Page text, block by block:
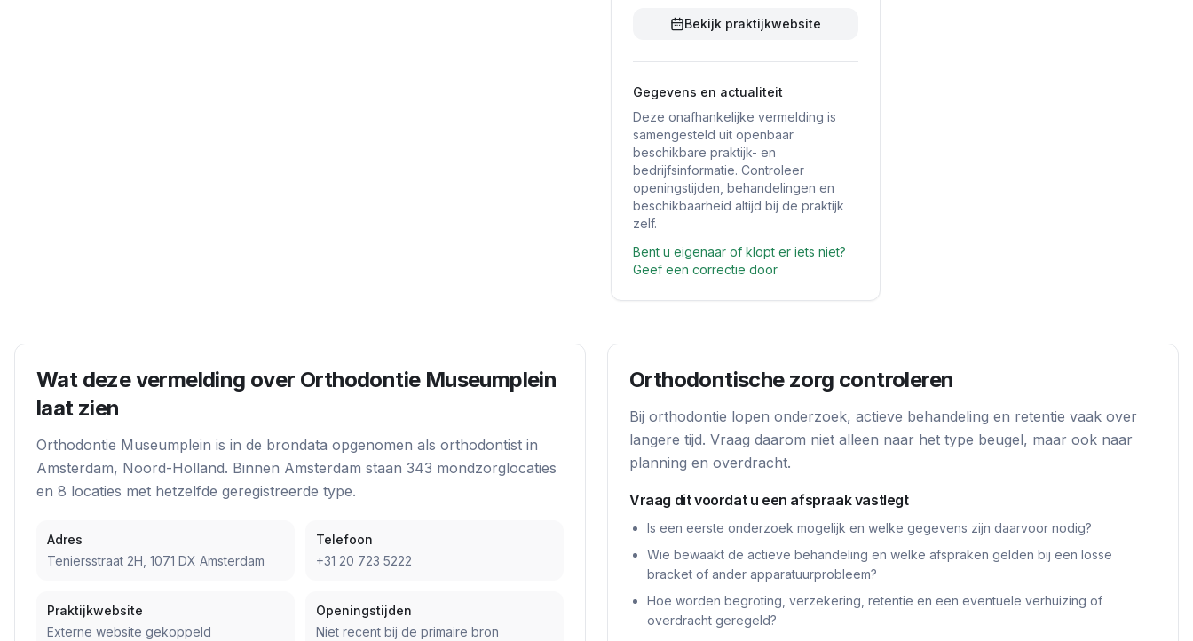
Bekijk praktijkwebsite
Gegevens en actualiteit
Deze onafhankelijke vermelding is
samengesteld uit openbaar
beschikbare praktijk- en
bedrijfsinformatie. Controleer
openingstijden, behandelingen en
beschikbaarheid altijd bij de praktijk
zelf.
Bent u eigenaar of klopt er iets niet?
Geef een correctie door
Wat deze vermelding over Orthodontie Museumplein
laat zien
Orthodontie Museumplein is in de brondata opgenomen als orthodontist in
Amsterdam, Noord-Holland. Binnen Amsterdam staan 343 mondzorglocaties
en 8 locaties met hetzelfde geregistreerde type.
Adres
Teniersstraat 2H, 1071 DX Amsterdam
Telefoon
+31 20 723 5222
Praktijkwebsite
Externe website gekoppeld
Openingstijden
Niet recent bij de primaire bron
Orthodontische zorg controleren
Bij orthodontie lopen onderzoek, actieve behandeling en retentie vaak over
langere tijd. Vraag daarom niet alleen naar het type beugel, maar ook naar
planning en overdracht.
Vraag dit voordat u een afspraak vastlegt
Is een eerste onderzoek mogelijk en welke gegevens zijn daarvoor nodig?
Wie bewaakt de actieve behandeling en welke afspraken gelden bij een losse
bracket of ander apparatuurprobleem?
Hoe worden begroting, verzekering, retentie en een eventuele verhuizing of
overdracht geregeld?